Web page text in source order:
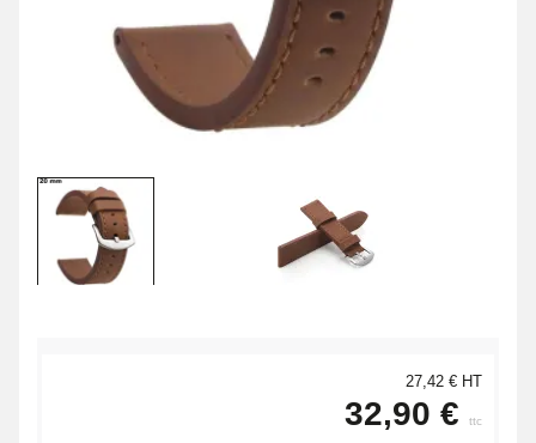
27,42 € HT
32,90 € ttc